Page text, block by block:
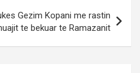
Gezim Kopani me rastin
te bekuar te Ramazanit